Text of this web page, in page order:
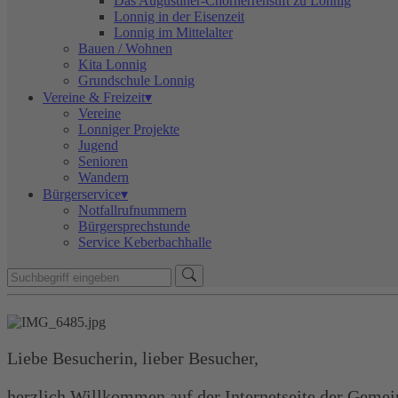
Lonnig in der Eisenzeit
Lonnig im Mittelalter
Bauen / Wohnen
Kita Lonnig
Grundschule Lonnig
Vereine & Freizeit▾
Vereine
Lonniger Projekte
Jugend
Senioren
Wandern
Bürgerservice▾
Notfallrufnummern
Bürgersprechstunde
Service Keberbachhalle
Liebe Besucherin, lieber Besucher,